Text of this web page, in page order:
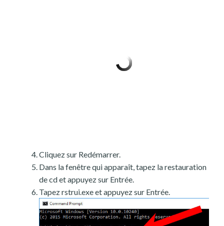
Cliquez sur Redémarrer.
Dans la fenêtre qui apparaît, tapez la restauration
de cd et appuyez sur Entrée.
Tapez rstrui.exe et appuyez sur Entrée.